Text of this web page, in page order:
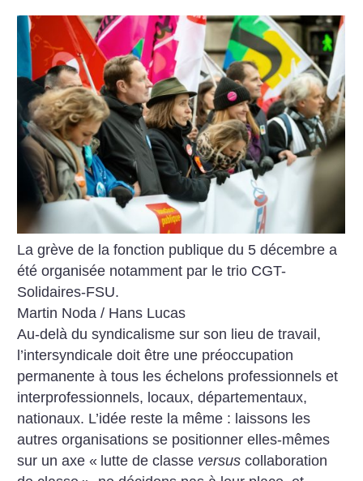
La grève de la fonction publique du 5 décembre a
été organisée notamment par le trio CGT-
Solidaires-FSU.
Martin Noda / Hans Lucas
Au-delà du syndicalisme sur son lieu de travail,
l’intersyndicale doit être une préoccupation
permanente à tous les échelons professionnels et
interprofessionnels, locaux, départementaux,
nationaux. L’idée reste la même : laissons les
autres organisations se positionner elles-mêmes
sur un axe « lutte de classe versus collaboration